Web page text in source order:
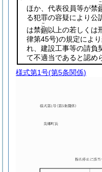
ほか、代表役員等が禁
こ
る犯罪の容疑により公
は禁錮
こ
以上の若しくは
律第45号)の規定によ
れ、建設工事等の請負
て不適当であると認め
様式第1号(第5条関係)